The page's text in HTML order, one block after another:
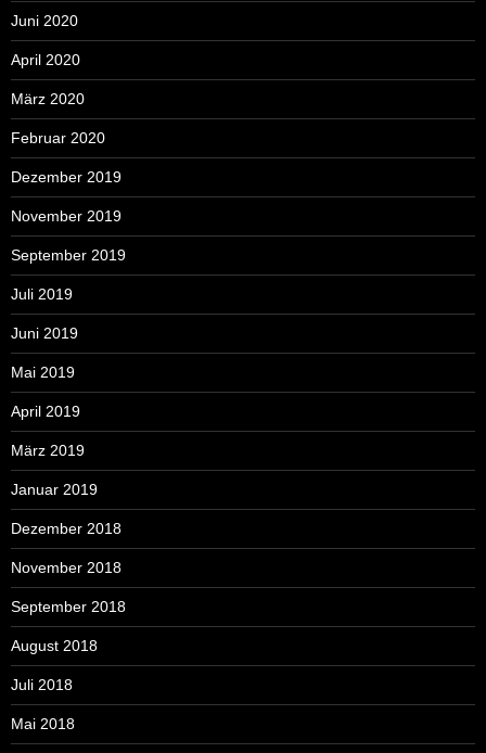
Juni 2020
April 2020
März 2020
Februar 2020
Dezember 2019
November 2019
September 2019
Juli 2019
Juni 2019
Mai 2019
April 2019
März 2019
Januar 2019
Dezember 2018
November 2018
September 2018
August 2018
Juli 2018
Mai 2018